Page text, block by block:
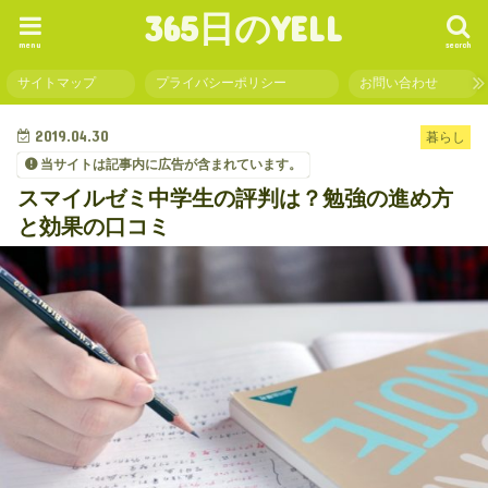
365日のYELL search
menu
サイトマップ プライバシーポリシー お問い合わせ
暮らし
2019.04.30
当サイトは記事内に広告が含まれています。
スマイルゼミ中学生の評判は？勉強の進め方
と効果の口コミ